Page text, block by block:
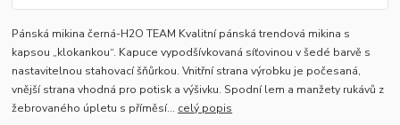
Pánská mikina černá-H2O TEAM Kvalitní pánská trendová mikina s
kapsou „klokankou“. Kapuce vypodšívkovaná síťovinou v šedé barvě s
nastavitelnou stahovací šňůrkou. Vnitřní strana výrobku je počesaná,
vnější strana vhodná pro potisk a výšivku. Spodní lem a manžety rukávů z
žebrovaného úpletu s příměsí... celý popis